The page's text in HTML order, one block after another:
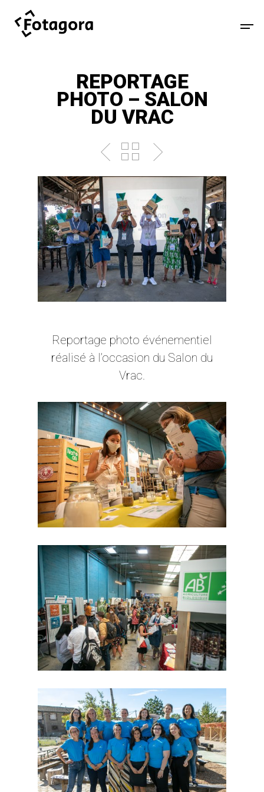
REPORTAGE
PHOTO – SALON
DU VRAC
Reportage photo événementiel
réalisé à l’occasion du Salon du
Vrac.